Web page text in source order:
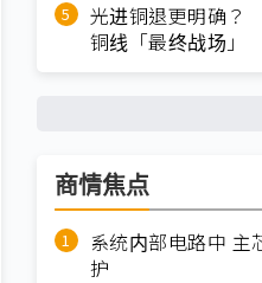
光进铜退更明确？
铜线「最终战场」
商情焦点
系统内部电路中 主
护